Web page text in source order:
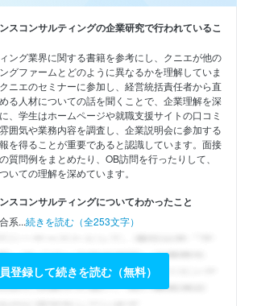
スコンサルティングの企業研究で行われているこ
ング業界に関する書籍を参考にし、クニエが他の
グファームとどのように異なるかを理解していま
ニエのセミナーに参加し、経営統括責任者から直
る人材についての話を聞くことで、企業理解を深
、学生はホームページや就職支援サイトの口コミ
囲気や業務内容を調査し、企業説明会に参加する
を得ることが重要であると認識しています。面接
質問例をまとめたり、OB訪問を行ったりして、
いての理解を深めています。
スコンサルティングについてわかったこと
系...続きを読む（全253文字）
登録して続きを読む（無料）